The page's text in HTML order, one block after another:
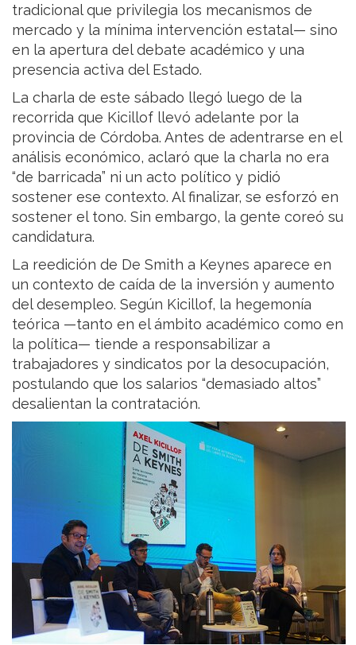
tradicional que privilegia los mecanismos de
mercado y la mínima intervención estatal— sino
en la apertura del debate académico y una
presencia activa del Estado.
La charla de este sábado llegó luego de la
recorrida que Kicillof llevó adelante por la
provincia de Córdoba. Antes de adentrarse en el
análisis económico, aclaró que la charla no era
“de barricada” ni un acto político y pidió
sostener ese contexto. Al finalizar, se esforzó en
sostener el tono. Sin embargo, la gente coreó su
candidatura.
La reedición de De Smith a Keynes aparece en
un contexto de caída de la inversión y aumento
del desempleo. Según Kicillof, la hegemonía
teórica —tanto en el ámbito académico como en
la política— tiende a responsabilizar a
trabajadores y sindicatos por la desocupación,
postulando que los salarios “demasiado altos”
desalientan la contratación.